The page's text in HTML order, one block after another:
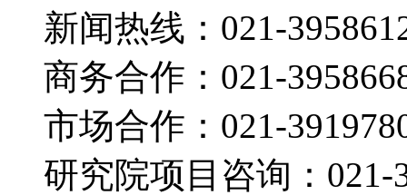
新闻热线：021-
商务合作：021-
市场合作：021-
研究院项目咨询：021-